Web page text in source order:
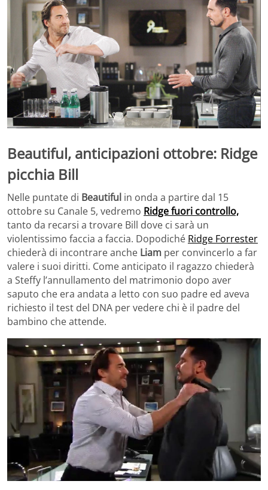
Beautiful, anticipazioni ottobre: Ridge
picchia Bill
Nelle puntate di Beautiful in onda a partire dal 15
ottobre su Canale 5, vedremo Ridge fuori controllo,
tanto da recarsi a trovare Bill dove ci sarà un
violentissimo faccia a faccia. Dopodiché Ridge Forrester
chiederà di incontrare anche Liam per convincerlo a far
valere i suoi diritti. Come anticipato il ragazzo chiederà
a Steffy l’annullamento del matrimonio dopo aver
saputo che era andata a letto con suo padre ed aveva
richiesto il test del DNA per vedere chi è il padre del
bambino che attende.